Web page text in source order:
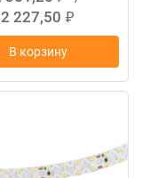
2 227,50 ₽
В корзину